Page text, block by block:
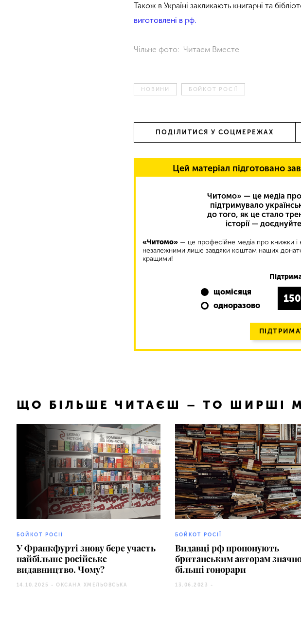
Також в Україні закликають книгарні та
виготовлені в рф.
Чільне фото: Читаем Вместе
НОВИНИ БОЙКОТ РОСІЇ
ПОДІЛИТИСЯ У СОЦМЕРЕЖАХ
Цей матеріал підготовано
Читомо» — це медіа
підтримувало
до того, як це стало
історії —
«Читомо» — це професійне медіа про книжки і
незалежними лише завдяки коштам наших
кращими!
щомісяця
одноразово
150
ЩО БІЛЬШЕ ЧИТАЄШ – ТО ШИРШІ
БОЙКОТ РОСІЇ
У Франкфурті знову бере участь
найбільше російське
видавництво. Чому?
14.10.2025 - ОКСАНА ХМЕЛЬОВСЬКА
БОЙКОТ РОСІЇ
Видавці рф пропонують
британським авторам
більші гонорари
13.06.2023 -